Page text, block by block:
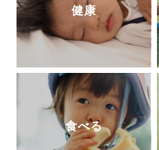
健康
食べる